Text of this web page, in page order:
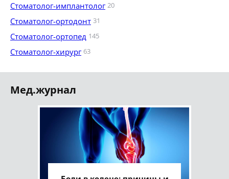
Стоматолог-имплантолог 20
Стоматолог-ортодонт 31
Стоматолог-ортопед 145
Стоматолог-хирург 63
Мед.журнал